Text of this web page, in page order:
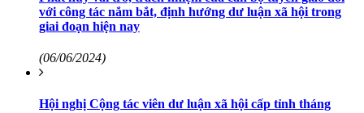
với công tác nắm bắt, định hướng dư luận xã hội trong
giai đoạn hiện nay
(06/06/2024)
Hội nghị Cộng tác viên dư luận xã hội cấp tỉnh tháng